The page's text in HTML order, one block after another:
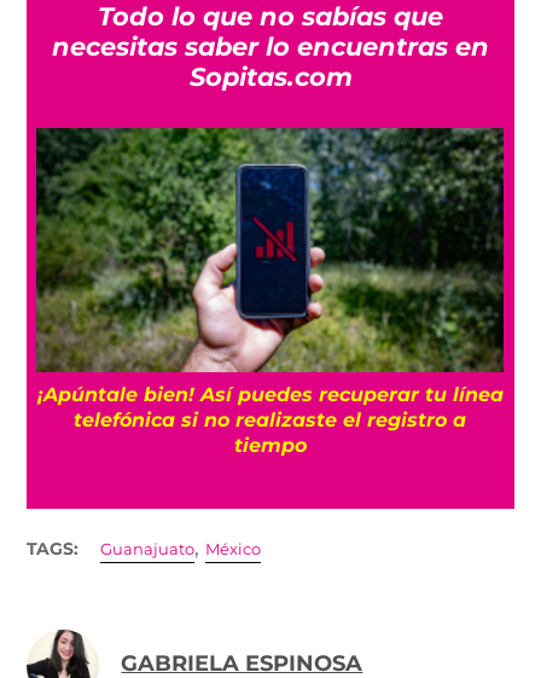
Todo lo que no sabías que
necesitas saber lo encuentras en
Sopitas.com
¡Apúntale bien! Así puedes recuperar tu línea
telefónica si no realizaste el registro a
tiempo
TAGS: Guanajuato, México
GABRIELA ESPINOSA